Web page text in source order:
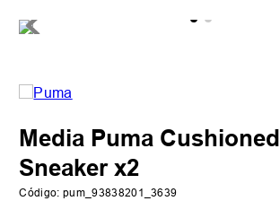
Media Puma Cushioned
Sneaker x2
Código: pum_93838201_3639